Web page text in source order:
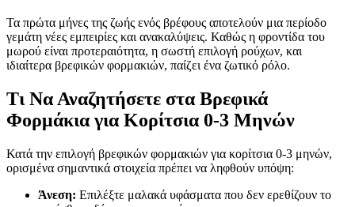
Τα πρώτα μήνες της ζωής ενός βρέφους αποτελούν μια περίοδο
γεμάτη νέες εμπειρίες και ανακαλύψεις. Καθώς η φροντίδα του
μωρού είναι προτεραιότητα, η σωστή επιλογή ρούχων, και
ιδιαίτερα βρεφικών φορμακιών, παίζει ένα ζωτικό ρόλο.
Τι Να Αναζητήσετε στα Βρεφικά
Φορμάκια για Κορίτσια 0-3 Μηνών
Κατά την επιλογή βρεφικών φορμακιών για κορίτσια 0-3 μηνών,
ορισμένα σημαντικά στοιχεία πρέπει να ληφθούν υπόψη:
Άνεση: Επιλέξτε μαλακά υφάσματα που δεν ερεθίζουν το